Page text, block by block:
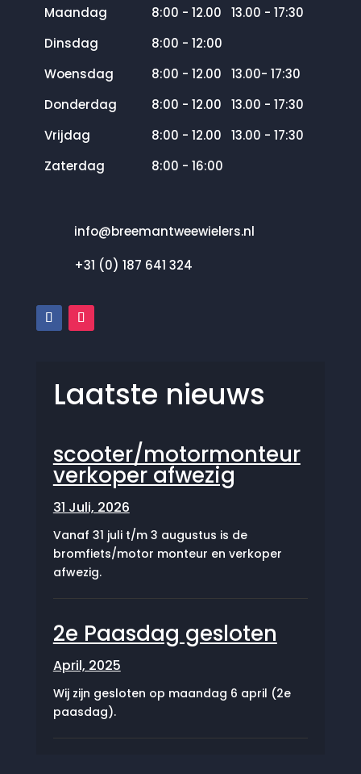
Maandag
8:00 - 12.00 13.00 - 17:30
Dinsdag
8:00 - 12:00
Woensdag
8:00 - 12.00 13.00- 17:30
Donderdag
8:00 - 12.00 13.00 - 17:30
Vrijdag
8:00 - 12.00 13.00 - 17:30
Zaterdag
8:00 - 16:00
info@breemantweewielers.nl
+31 (0) 187 641 324
Laatste nieuws
scooter/motormonteur
verkoper afwezig
31 Juli, 2026
Vanaf 31 juli t/m 3 augustus is de
bromfiets/motor monteur en verkoper
afwezig.
2e Paasdag gesloten
April, 2025
Wij zijn gesloten op maandag 6 april (2e
paasdag).